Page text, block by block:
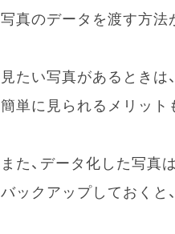
写真のデータを渡す方法
見たい写真があるときは
簡単に見られるメリット
また、データ化した写真
バックアップしておくと